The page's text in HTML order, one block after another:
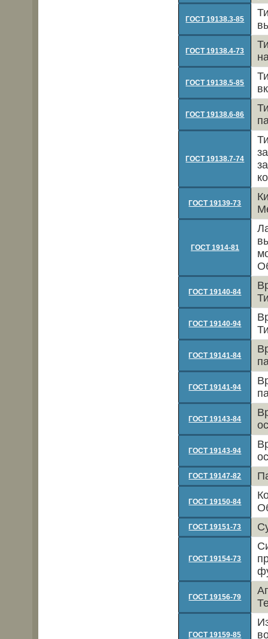
ГОСТ 19138.3-85
ГОСТ 19138.4-73
ГОСТ 19138.5-85
ГОСТ 19138.6-86
ГОСТ 19138.7-74
ГОСТ 19139-73
ГОСТ 1914-81
ГОСТ 19140-84
ГОСТ 19140-94
ГОСТ 19141-84
ГОСТ 19141-94
ГОСТ 19143-84
ГОСТ 19143-94
ГОСТ 19147-82
ГОСТ 19150-84
ГОСТ 19151-73
ГОСТ 19154-73
ГОСТ 19156-79
ГОСТ 19159-85